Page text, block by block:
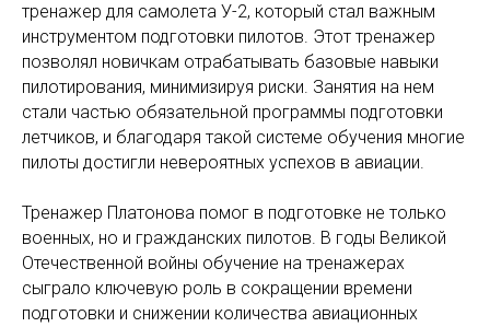
тренажер для самолета У-2, который стал важным
инструментом подготовки пилотов. Этот тренажер
позволял новичкам отрабатывать базовые навыки
пилотирования, минимизируя риски. Занятия на нем
стали частью обязательной программы подготовки
летчиков, и благодаря такой системе обучения многие
пилоты достигли невероятных успехов в авиации.
Тренажер Платонова помог в подготовке не только
военных, но и гражданских пилотов. В годы Великой
Отечественной войны обучение на тренажерах
сыграло ключевую роль в сокращении времени
подготовки и снижении количества авиационных